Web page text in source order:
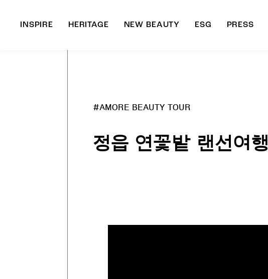
INSPIRE HERITAGE NEW BEAUTY ESG PRESS
#AMORE BEAUTY TOUR
정읍 연꽃밭 랜선여행